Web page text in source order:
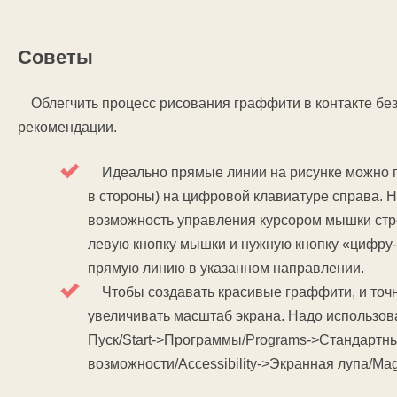
Советы
Облегчить процесс рисования граффити в контакте
рекомендации.
Идеально прямые линии на рисунке можно
в стороны) на цифровой клавиатуре справа.
возможность управления курсором мышки
левую кнопку мышки и нужную кнопку
прямую линию в указанном направлении.
Чтобы создавать красивые граффити, и
увеличивать масштаб экрана. Надо
Пуск/Start->Программы/Programs-
возможности/Accessibility->Экранная лупа/